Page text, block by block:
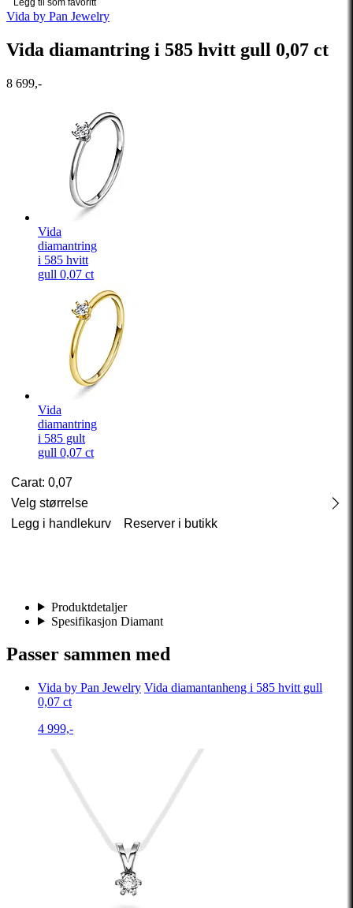
Vida by Pan Jewelry
Vida diamantring i 585 hvitt gull 0,07 ct
8 699,-
Vida
diamantring
i 585 hvitt
gull 0,07 ct
Vida
diamantring
i 585 gult
gull 0,07 ct
Carat: 0,07
Velg størrelse
Legg i handlekurv
Reserver i butikk
Produktdetaljer
Spesifikasjon Diamant
Passer sammen med
Vida by Pan Jewelry Vida diamantanheng i 585 hvitt gull
0,07 ct
4 999,-